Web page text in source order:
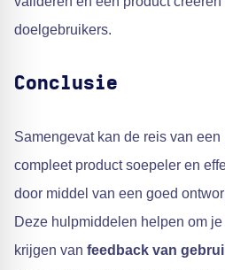
doelgebruikers.
Conclusie
Samengevat kan de reis van
compleet product soepeler en
door middel van een goed
Deze hulpmiddelen helpen om je
krijgen van feedback van